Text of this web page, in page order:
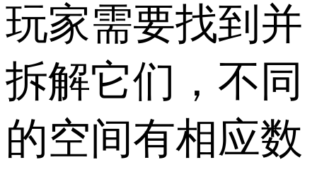
玩家需要找到并
拆解它们，不同
的空间有相应数